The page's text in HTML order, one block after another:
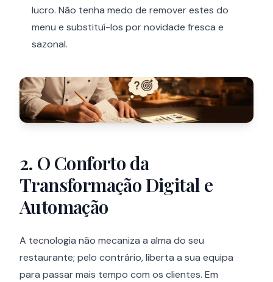
lucro. Não tenha medo de remover estes do
menu e substituí-los por novidade fresca e
sazonal.
2. O Conforto da
Transformação Digital e
Automação
A tecnologia não mecaniza a alma do seu
restaurante; pelo contrário, liberta a sua equipa
para passar mais tempo com os clientes. Em